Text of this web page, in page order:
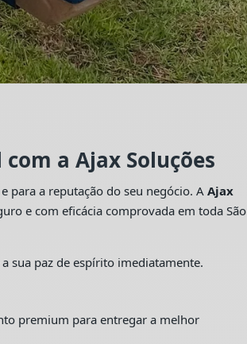
a Ajax Soluções
para a reputação do seu negócio. AAjax
e com eficácia comprovada em toda São
sua paz de espírito imediatamente.
premium para entregar a melhor